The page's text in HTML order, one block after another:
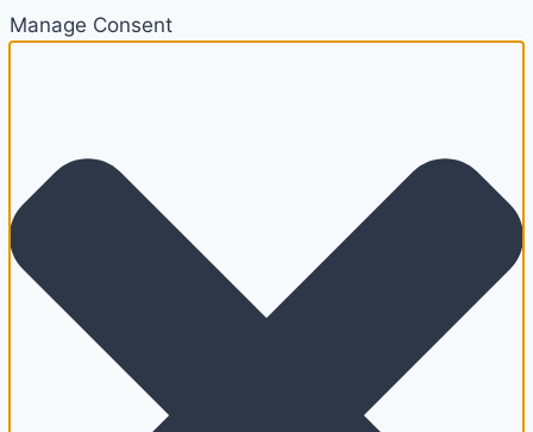
Manage Consent